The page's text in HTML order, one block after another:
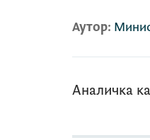
Аутор:
Аналичка